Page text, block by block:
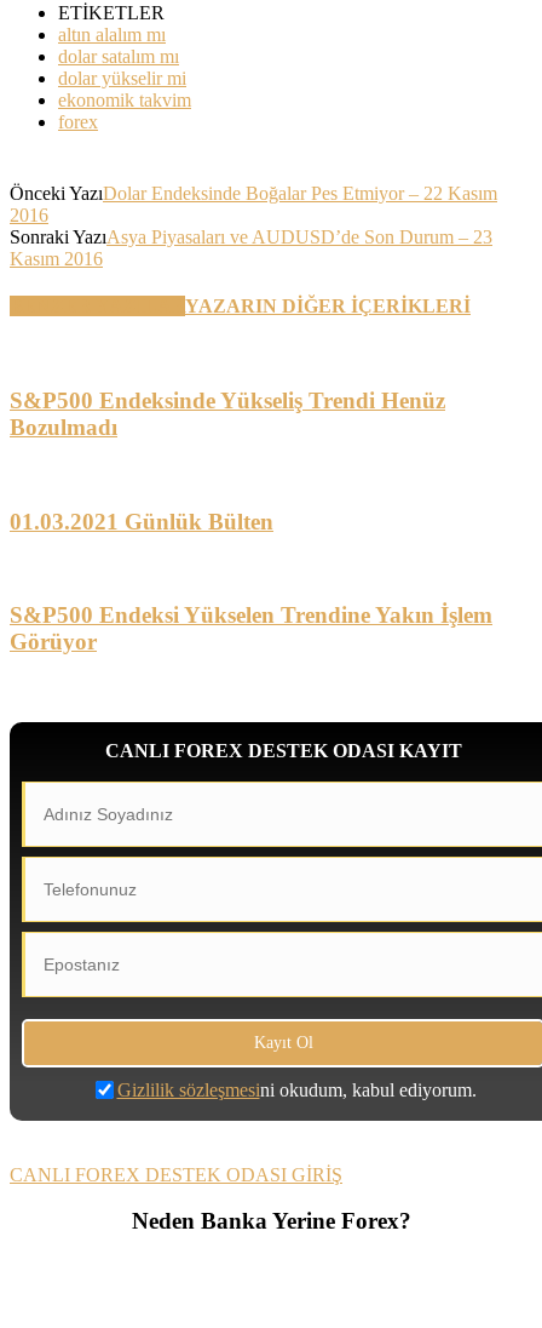
ETİKETLER
altın alalım mı
dolar satalım mı
dolar yükselir mi
ekonomik takvim
forex
Önceki YazıDolar Endeksinde Boğalar Pes Etmiyor – 22 Kasım
2016
Sonraki YazıAsya Piyasaları ve AUDUSD’de Son Durum – 23
Kasım 2016
YAZARIN DİĞER İÇERİKLERİ
S&P500 Endeksinde Yükseliş Trendi Henüz
Bozulmadı
01.03.2021 Günlük Bülten
S&P500 Endeksi Yükselen Trendine Yakın İşlem
Görüyor
CANLI FOREX DESTEK ODASI KAYIT
Gizlilik sözleşmesini okudum, kabul ediyorum.
CANLI FOREX DESTEK ODASI GİRİŞ
Neden Banka Yerine Forex?